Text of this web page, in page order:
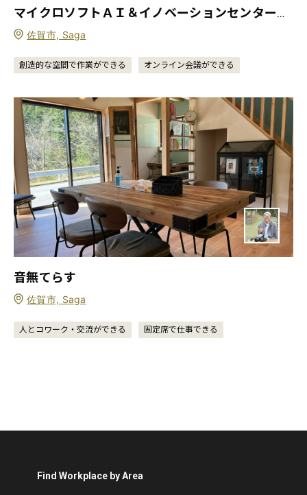
マイクロソフトＡＩ＆イノベーションセンター佐賀（MAIC SAGA）
佐賀市, Saga
創造的な空間で作業ができる オンライン会議ができる
音無てらす
佐賀市, Saga
人とコワーク・交流ができる 固定席で仕事できる
Find Workplace by Area